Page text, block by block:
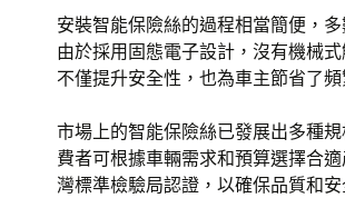
安裝智能保險絲的過程相當簡便，
由於採用固態電子設計，沒有機械
不僅提升安全性，也為車主節省了頻
市場上的智能保險絲已發展出多種
費者可根據車輛需求和預算選擇合
灣標準檢驗局認證，以確保品質和安